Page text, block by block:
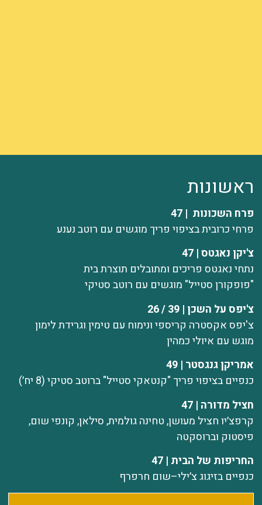
ראשונות
פרח השכונות | 47
פרחי כרובית בציפוי פריך מוגשים עם רוטב נענע
צ'יקן נאגטס | 47
נתחי נאגטס פריכים ומתובלים תוצרת בית
"פופקורן סטייל" מוגשים עם רוטב סטיקי
צ'יפס על השכן | 39 / 26
צ'יפס אקסטרה קריספי ונימוח עם טימין וגרידת לימון
מוגש עם איולי כמהין
אמריקן גנגסטר | 49
כנפיים בציפוי פריך "קנטאקי סטייל" ברוטב סטיקי (8 יח׳)
חציל מדורה | 47
קרפצ׳יו חציל מעושן, טחינה גולמית, סילאן, קונפי שום,
פיסטוק וברוסקטה
החריפות של הבית | 47
כנפיים בזיגוג צ׳ילי–שום חרפרף